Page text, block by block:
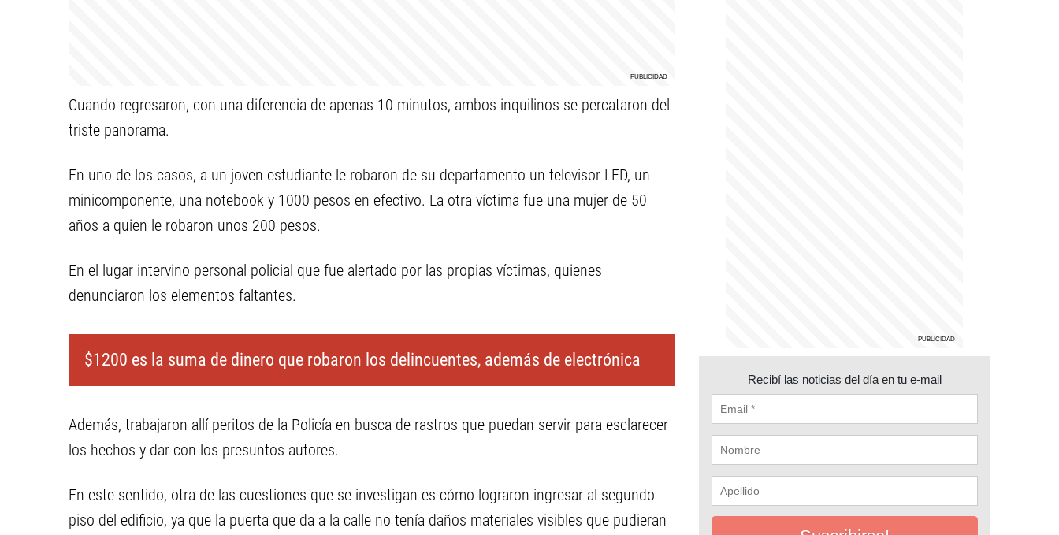
Cuando regresaron, con una diferencia de apenas 10 minutos, ambos inquilinos se percataron del
triste panorama.
En uno de los casos, a un joven estudiante le robaron de su departamento un televisor LED, un
minicomponente, una notebook y 1000 pesos en efectivo. La otra víctima fue una mujer de 50
años a quien le robaron unos 200 pesos.
En el lugar intervino personal policial que fue alertado por las propias víctimas, quienes
denunciaron los elementos faltantes.
$1200 es la suma de dinero que robaron los delincuentes, además de electrónica
Además, trabajaron allí peritos de la Policía en busca de rastros que puedan servir para esclarecer
los hechos y dar con los presuntos autores.
En este sentido, otra de las cuestiones que se investigan es cómo lograron ingresar al segundo
piso del edificio, ya que la puerta que da a la calle no tenía daños materiales visibles que pudieran
Recibí las noticias del día en tu e-mail